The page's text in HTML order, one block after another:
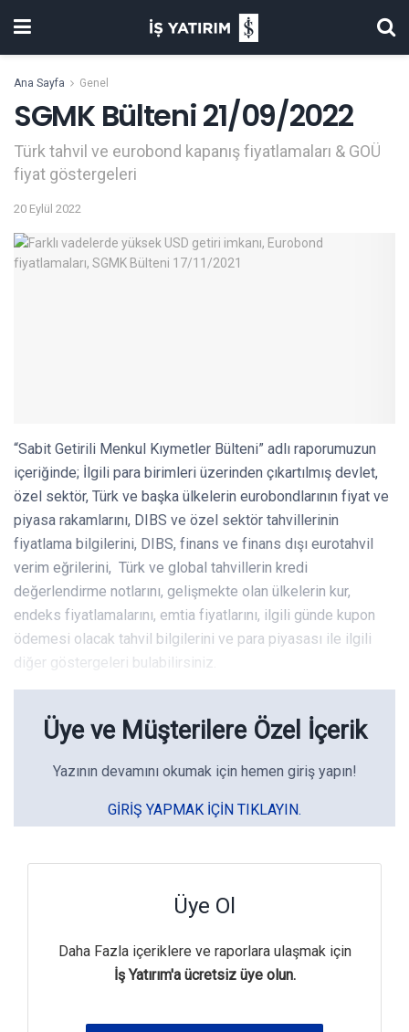
Ana Sayfa Genel
SGMK Bülteni 21/09/2022
Türk tahvil ve eurobond kapanış fiyatlamaları & GOÜ
fiyat göstergeleri
20 Eylül 2022
“Sabit Getirili Menkul Kıymetler Bülteni” adlı raporumuzun
içeriğinde; İlgili para birimleri üzerinden çıkartılmış devlet,
özel sektör, Türk ve başka ülkelerin eurobondlarının fiyat ve
piyasa rakamlarını, DIBS ve özel sektör tahvillerinin
fiyatlama bilgilerini, DIBS, finans ve finans dışı eurotahvil
verim eğrilerini, Türk ve global tahvillerin kredi
değerlendirme notlarını, gelişmekte olan ülkelerin kur,
endeks fiyatlamalarını, emtia fiyatlarını, ilgili günde kupon
ödemesi olacak tahvil bilgilerini ve para piyasası ile ilgili
diğer göstergeleri bulabilirsiniz.
Üye ve Müşterilere Özel İçerik
Yazının devamını okumak için hemen giriş yapın!
GIRIŞ YAPMAK IÇIN TIKLAYIN.
Üye Ol
Daha Fazla içeriklere ve raporlara ulaşmak için
İş Yatırım'a ücretsiz üye olun.